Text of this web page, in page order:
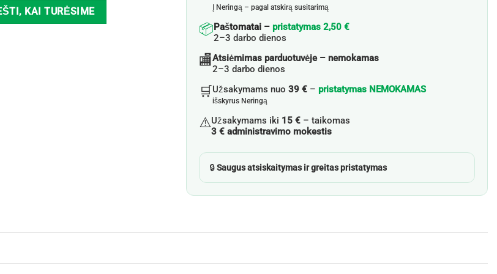
KAI TURĖSIME Į Neringą – pagal atskirą susitarimą
📦Paštomatai – pristatymas 2,50 €
2–3 darbo dienos
🏬Atsiėmimas parduotuvėje – nemokamas
2–3 darbo dienos
🛒Užsakymams nuo39 € – pristatymas NEMOKAMAS
išskyrus Neringą
⚠️Užsakymams iki 15 € – taikomas
3 € administravimo mokestis
🔒Saugus atsiskaitymas ir greitas pristatymas